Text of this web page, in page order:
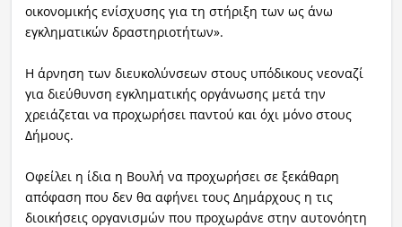
οικονομικής ενίσχυσης για τη στήριξη των ως άνω
εγκληματικών δραστηριοτήτων».
Η άρνηση των διευκολύνσεων στους υπόδικους νεοναζί
για διεύθυνση εγκληματικής οργάνωσης μετά την
χρειάζεται να προχωρήσει παντού και όχι μόνο στους
Δήμους.
Οφείλει η ίδια η Βουλή να προχωρήσει σε ξεκάθαρη
απόφαση που δεν θα αφήνει τους Δημάρχους η τις
διοικήσεις οργανισμών που προχωράνε στην αυτονόητη